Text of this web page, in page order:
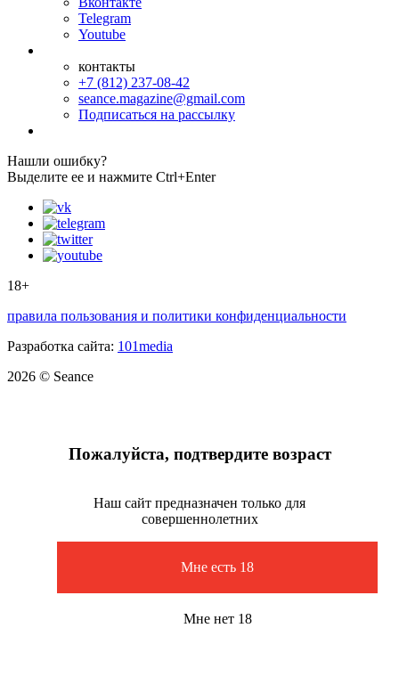
Telegram
Youtube
контакты
+7 (812) 237-08-42
seance.magazine@gmail.com
Подписаться на рассылку
Нашли ошибку?
Выделите ее и нажмите Ctrl+Enter
18+
правила пользования и политики конфиденциальности
Разработка сайта: 101media
2026 © Seance
Пожалуйста, подтвердите возраст
Наш сайт предназначен только для
совершеннолетних
Мне есть 18
Мне нет 18